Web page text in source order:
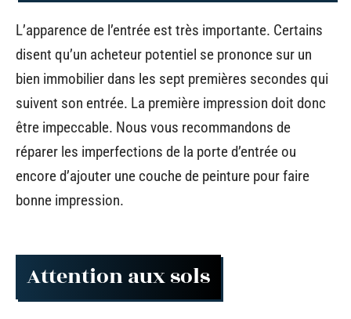
L’apparence de l’entrée est très importante. Certains
disent qu’un acheteur potentiel se prononce sur un
bien immobilier dans les sept premières secondes qui
suivent son entrée. La première impression doit donc
être impeccable. Nous vous recommandons de
réparer les imperfections de la porte d’entrée ou
encore d’ajouter une couche de peinture pour faire
bonne impression.
Attention aux sols